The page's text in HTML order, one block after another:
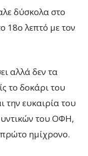
δύσκολα στο
18ο λεπτό με τον
αλλά δεν τα
το δοκάρι του
την ευκαιρία του
του ΟΦΗ,
ημίχρονο.